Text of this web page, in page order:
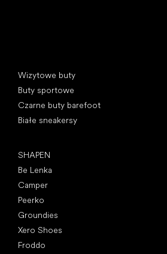
Wizytowe buty
Buty sportowe
Czarne buty barefoot
Białe sneakersy
SHAPEN
Be Lenka
Camper
Peerko
Groundies
Xero Shoes
Froddo